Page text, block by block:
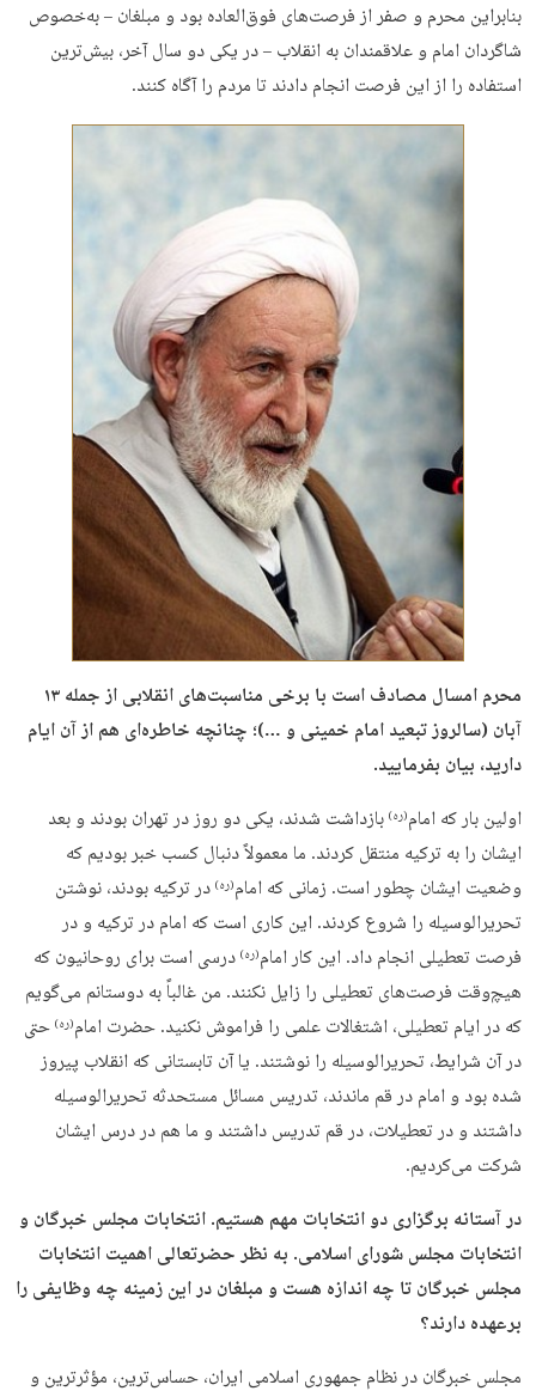
بنابراین محرم و صفر از فرصت‌های فوق‌العاده‌ بود و مبلغان – به‌خصوص
شاگردان امام و علاقمندان به انقلاب – در یکی دو سال آخر، بیش‌ترین
استفاده را از این فرصت انجام دادند تا مردم را آگاه کنند.
محرم امسال مصادف است با برخی مناسبت‌های انقلابی از جمله ۱۳
آبان (سالروز تبعید امام خمینی و …)؛ چنانچه خاطره‌ای هم از آن ایام
دارید، بیان بفرمایید.
اولین بار که امام(ره) بازداشت شدند، یکی دو روز در تهران بودند و بعد
ایشان را به ترکیه منتقل کردند. ما معمولاً دنبال کسب خبر بودیم که
وضعیت ایشان چطور است. زمانی که امام(ره) در ترکیه بودند، نوشتن
تحریرالوسیله را شروع کردند. این کاری است که امام در ترکیه و در
فرصت تعطیلی انجام داد. این کار امام(ره) درسی است برای روحانیون که
هیچ‌وقت فرصت‌های تعطیلی را زایل نکنند. من غالباً به دوستانم می‌گویم
که در ایام تعطیلی، اشتغالات علمی را فراموش نکنید. حضرت امام(ره) حتی
در آن شرایط، تحریرالوسیله را نوشتند. یا آن تابستانی که انقلاب پیروز
شده بود و امام در قم ماندند، تدریس مسائل مستحدثه تحریرالوسیله
داشتند و در تعطیلات، در قم تدریس داشتند و ما هم در درس ایشان
شرکت می‌کردیم.
در آستانه برگزاری دو انتخابات مهم هستیم. انتخابات مجلس خبرگان و
انتخابات مجلس شورای اسلامی. به نظر حضرتعالی اهمیت انتخابات
مجلس خبرگان تا چه اندازه هست و مبلغان در این زمینه چه وظایفی را
برعهده دارند؟
مجلس خبرگان در نظام جمهوری اسلامی ایران، حساس‌ترین، مؤثرترین و